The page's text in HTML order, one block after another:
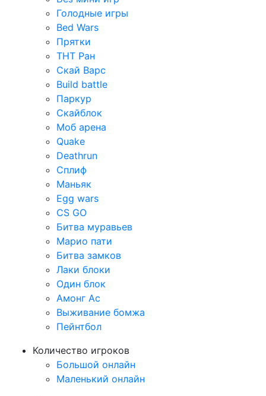
Голодные игры
Bed Wars
Прятки
ТНТ Ран
Скай Варс
Build battle
Паркур
Скайблок
Моб арена
Quake
Deathrun
Сплиф
Маньяк
Egg wars
CS GO
Битва муравьев
Марио пати
Битва замков
Лаки блоки
Один блок
Амонг Ас
Выживание бомжа
Пейнтбол
Количество игроков
Большой онлайн
Маленький онлайн